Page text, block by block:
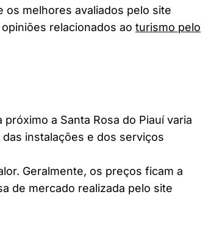
os melhores avaliados pelo site
relacionados ao turismo pelo
a Santa Rosa do Piauí varia
instalações e dos serviços
Geralmente, os preços ficam a
de mercado realizada pelo site